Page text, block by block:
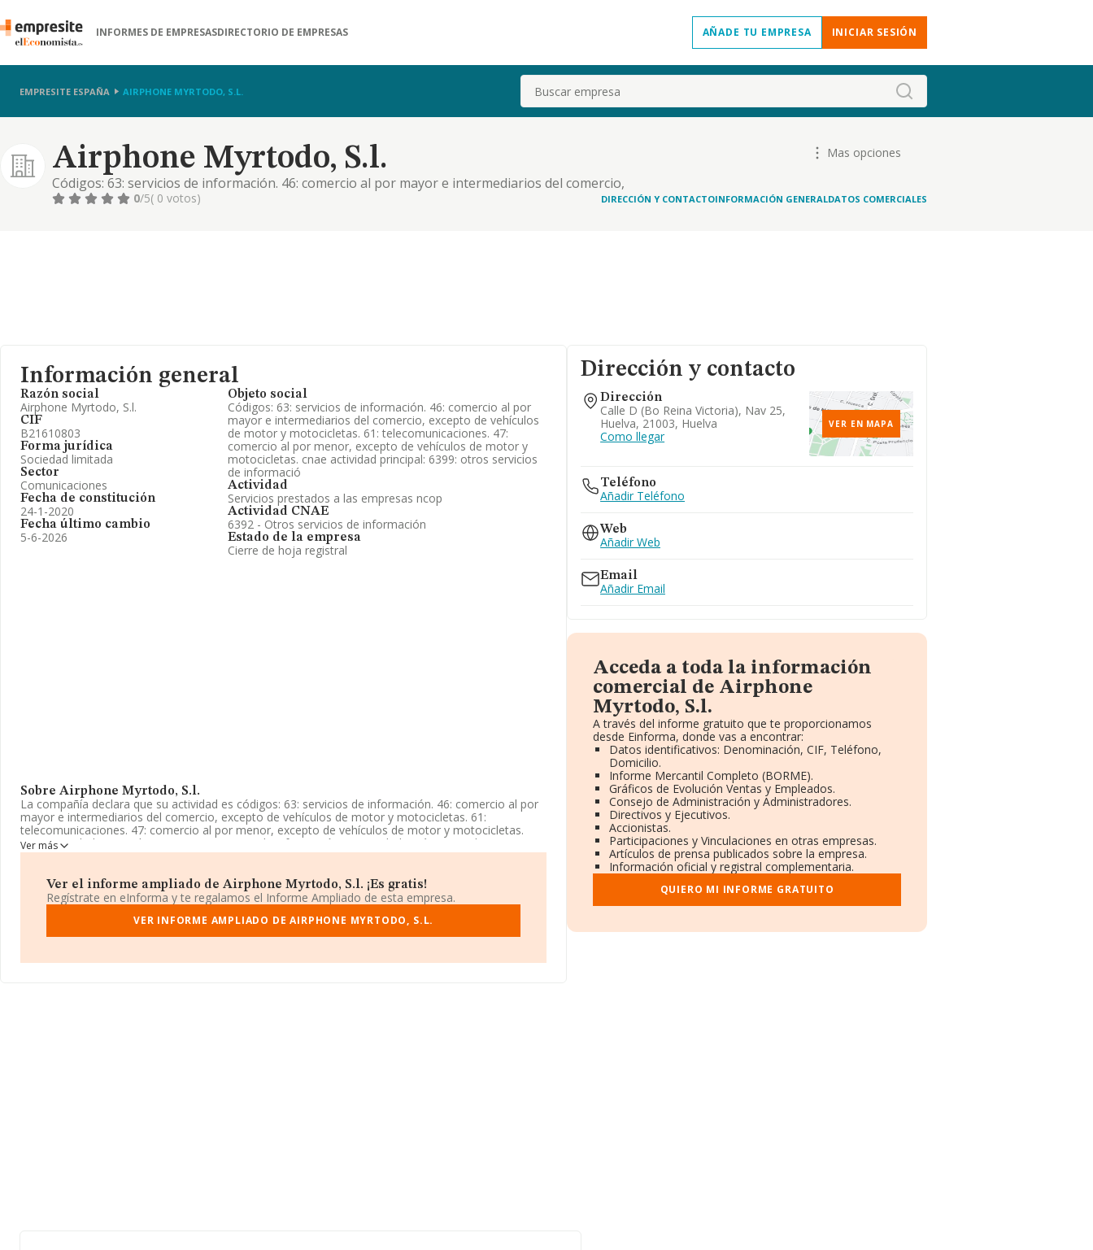
INFORMES DE EMPRESASDIRECTORIO DE EMPRESAS AÑADE TU EMPRESA INICIAR SESIÓN
EMPRESITE ESPAÑA AIRPHONE MYRTODO, S.L. Buscar
Airphone Myrtodo, S.l.
Códigos: 63: servicios de información. 46: comercio al por mayor e intermediarios del comercio,
excepto de vehículos de motor y motocicletas. 61: telecomunicaciones. 47: comercio al por menor,
Mas opciones
0/5( 0 votos) DIRECCIÓN Y CONTACTOINFORMACIÓN GENERALDATOS COMERCIALES
Información general
Razón social
Airphone Myrtodo, S.l.
CIF
B21610803
Forma jurídica
Sociedad limitada
Sector
Comunicaciones
Fecha de constitución
24-1-2020
Fecha último cambio
5-6-2026
Objeto social
Códigos: 63: servicios de información. 46: comercio al por
mayor e intermediarios del comercio, excepto de vehículos
de motor y motocicletas. 61: telecomunicaciones. 47:
comercio al por menor, excepto de vehículos de motor y
motocicletas. cnae actividad principal: 6399: otros servicios
de informació
Actividad
Servicios prestados a las empresas ncop
Actividad CNAE
6392 - Otros servicios de información
Estado de la empresa
Cierre de hoja registral
Sobre Airphone Myrtodo, S.l.
La compañía declara que su actividad es códigos: 63: servicios de información. 46: comercio al por
mayor e intermediarios del comercio, excepto de vehículos de motor y motocicletas. 61:
telecomunicaciones. 47: comercio al por menor, excepto de vehículos de motor y motocicletas.
cnae actividad principal: 6399: otros servicios de informació. La sociedad está registrada como
Sociedad Limitada. Su CNAE corresponde a 6392 con código '%cnae%'. No realiza actividad de
La empresaAirphone Myrtodo, S.L, con CIF B21610803, tiene domicilio fiscal en Calle D (bo
Reina Victoria) Pol Ind San Diego Nav 25, (21003), en el municipio de Huelva, Andalucía.
En base a la información de la que dispone INFORMA sobre 2.352 compañías, la facturación en el
641 mil euros de ventas. En relación con la información de la provincia de Huelva, en la base de
Ver más
Ver el informe ampliado de Airphone Myrtodo, S.l. ¡Es gratis!
Regístrate en eInforma y te regalamos el Informe Ampliado de esta empresa.
VER INFORME AMPLIADO DE AIRPHONE MYRTODO, S.L.
Dirección y contacto
Dirección
Calle D (bo Reina Victoria), Nav 25,
Huelva, 21003, Huelva
Como llegar
VER EN MAPA
Teléfono
Añadir Teléfono
Web
Añadir Web
Email
Añadir Email
Acceda a toda la información
comercial de Airphone
Myrtodo, S.l.
A través del informe gratuito que te proporcionamos
desde Einforma, donde vas a encontrar:
Datos identificativos: Denominación, CIF, Teléfono,
Domicilio.
Informe Mercantil Completo (BORME).
Gráficos de Evolución Ventas y Empleados.
Consejo de Administración y Administradores.
Directivos y Ejecutivos.
Accionistas.
Participaciones y Vinculaciones en otras empresas.
Artículos de prensa publicados sobre la empresa.
Información oficial y registral complementaria.
QUIERO MI INFORME GRATUITO